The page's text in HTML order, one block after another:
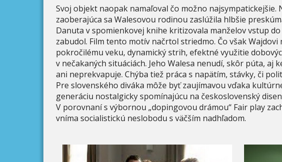
Svoj objekt naopak namaľoval čo možno najsympatickejšie.
zaoberajúca sa Walesovou rodinou zaslúžila hlbšie
Danuta v spomienkovej knihe kritizovala manželov vstup
zabudol. Film tento motív načrtol striedmo. Čo však
pokročilému veku, dynamický strih, efektné využitie
v nečakaných situáciách. Jeho Walesa nenudí, skôr púta, aj
ani neprekvapuje. Chýba tiež práca s napätím, stávky, či
Pre slovenského diváka môže byť zaujímavou vďaka
generáciu nostalgicky spomínajúcu na československý
V porovnaní s výbornou „dopingovou drámou“ Fair play
vníma socialistickú neslobodu s väčším nadhľadom.